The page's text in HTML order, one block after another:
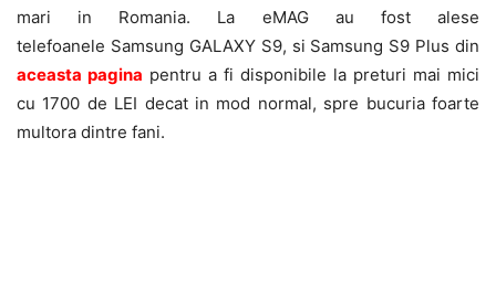
mari in Romania. La eMAG au fost alese
telefoanele Samsung GALAXY S9, si Samsung S9 Plus din
aceasta pagina pentru a fi disponibile la preturi mai mici
cu 1700 de LEI decat in mod normal, spre bucuria foarte
multora dintre fani.